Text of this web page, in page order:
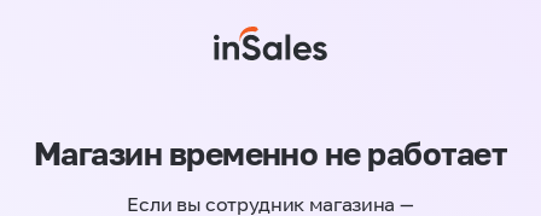
Магазин временно не работает
Если вы сотрудник магазина —